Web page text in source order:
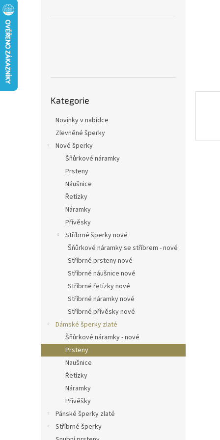
kategorie
Kategorie
Novinky v nabídce
Zlevněné šperky
Nové šperky
Šňůrkové náramky
Prsteny
Náušnice
Řetízky
Náramky
Přívěsky
Stříbrné šperky nové
Šňůrkové náramky se stříbrem - nové
Stříbrné prsteny nové
Stříbrné náušnice nové
Stříbrné řetízky nové
Stříbrné náramky nové
Stříbrné přívěsky nové
Dámské šperky zlaté
Šňůrkové náramky - nové
Prsteny
Naušnice
Řetízky
Náramky
Přívěšky
Pánské šperky zlaté
Stříbrné šperky